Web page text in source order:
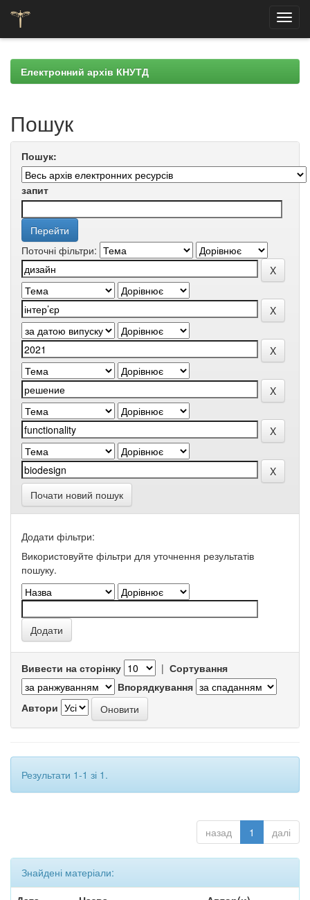
navigationЕлектронний архів КНУТД
Пошук
Пошук:
запит
Поточні фільтри:
Почати новий пошук
Додати фільтри:
Використовуйте фільтри для уточнення результатів
пошуку.
Вивести на сторінку | Сортування
Впорядкування
Автори
Результати 1-1 зі 1.
назад 1 далі
Знайдені матеріали: